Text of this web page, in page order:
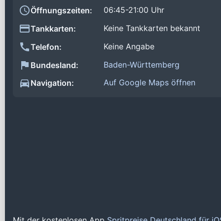
Öffnungszeiten:
06:45-21:00 Uhr
Tankkarten:
Keine Tankkarten bekannt
Telefon:
Keine Angabe
Bundesland:
Baden-Württemberg
Navigation:
Auf Google Maps öffnen